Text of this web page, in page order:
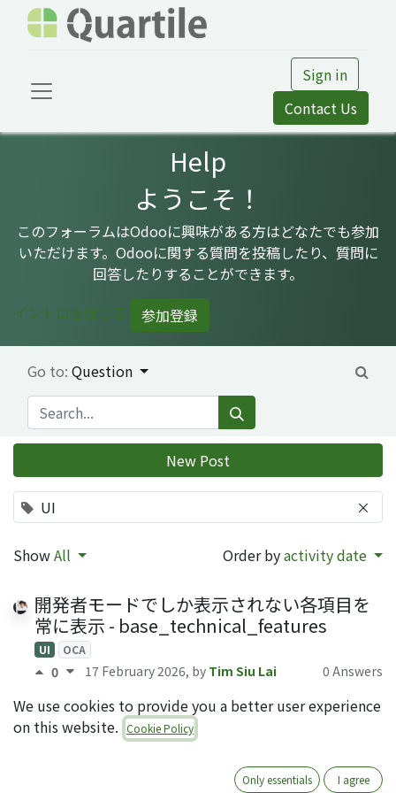
Sign in
Contact Us
Help
ようこそ！
このフォーラムはOdooに興味がある方はどなたでも参加
いただけます。Odooに関する質問を投稿したり、質問に
回答したりすることができます。
イントロを閉じる
参加登録
Go to: Question
UI ×
New Post
ShowAll Order byactivity date
開発者モードでしか表示されない各項目を
常に表示 - base_technical_features
UI OCA
0 17 February 2026, by Tim Siu Lai 0 Answers
任意の画面(フォーム)に自在にバナーメッセ
ージを表示 - web_form_banner
0
We use cookies to provide you a better user experience
on this website. Cookie Policy
Only essentials I agree